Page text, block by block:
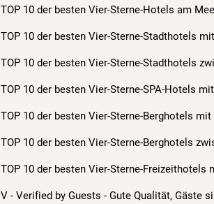
TOP 10 der besten Vier-Sterne-Hotels am
TOP 10 der besten Vier-Sterne-Stadthotels
TOP 10 der besten Vier-Sterne-Stadthotels
TOP 10 der besten Vier-Sterne-SPA-Hotels
TOP 10 der besten Vier-Sterne-Berghotels
TOP 10 der besten Vier-Sterne-Berghotels
TOP 10 der besten Vier-Sterne-
V - Verified by Guests - Gute Qualität, Gäste